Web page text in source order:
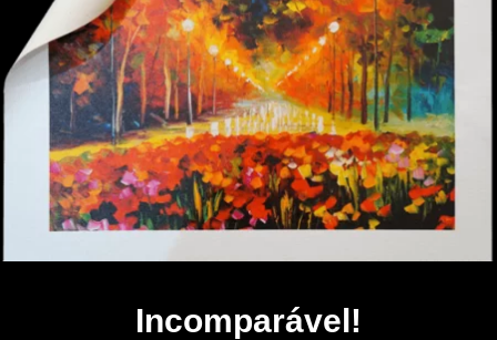
Incomparável!